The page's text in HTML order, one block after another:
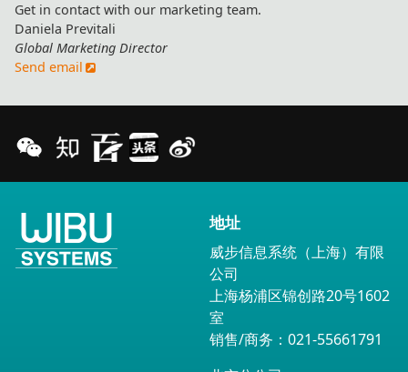
Get in contact with our marketing team.
Daniela Previtali
Global Marketing Director
Send email
地址
威步信息系统（上海）有限
公司
上海杨浦区锦创路20号1602
室
销售/商务：021-55661791